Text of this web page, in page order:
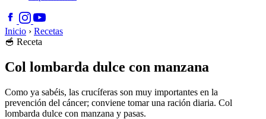
Inicio › Recetas
🥣 Receta
Col lombarda dulce con manzana
Como ya sabéis, las crucíferas son muy importantes en la
prevención del cáncer; conviene tomar una ración diaria. Col
lombarda dulce con manzana y pasas.